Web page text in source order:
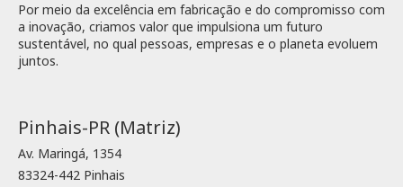
Por meio da excelência em fabricação e do compromisso com
a inovação, criamos valor que impulsiona um futuro
sustentável, no qual pessoas, empresas e o planeta evoluem
juntos.
Pinhais-PR (Matriz)
Av. Maringá, 1354
83324-442 Pinhais